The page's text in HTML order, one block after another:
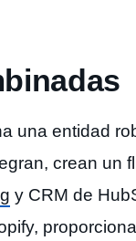
una entidad
crean un
y CRM de